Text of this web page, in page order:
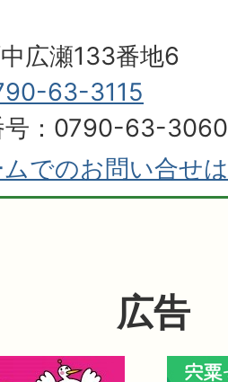
広瀬133番地6
63-3115
号：0790-63-3060
でのお問い合せ
広告